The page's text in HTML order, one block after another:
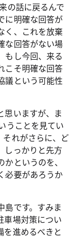
の話に戻るんで
に明確な回答が
く、これを放棄
な回答がない場
もし今回、来る
こそ明確な回答
議という可能性
思いますが、ま
うことを見てい
それがさらに、ど
しっかりと先方
というのを、
必要があろうか
島です。すみま
車場対策につい
を進めるべきと